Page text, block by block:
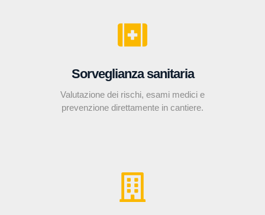
Sorveglianza sanitaria
Valutazione dei rischi, esami medici e
prevenzione direttamente in cantiere.